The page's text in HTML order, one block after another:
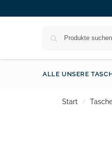
ALLE UNSERE
Start /